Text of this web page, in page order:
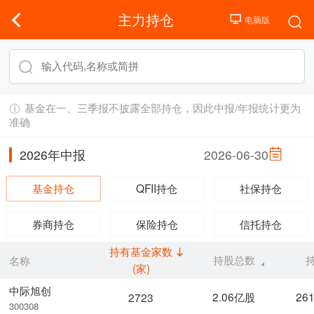
主力持仓
基金在一、三季报不披露全部持仓，因此中报/年报统计更为
准确
2026年中报 2026-06-30
基金持仓 QFII持仓 社保持仓
券商持仓 保险持仓 信托持仓
名称
中际旭创
300308
持有基金家数
(家)
持股总数
2723 2.06亿股